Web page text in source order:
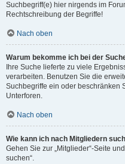
Suchbegriff(e) hier nirgends im
Rechtschreibung der Begriffe!
Nach oben
Warum bekomme ich bei der
Ihre Suche lieferte zu viele
verarbeiten. Benutzen Sie die
Suchbegriffe ein oder beschränken
Unterforen.
Nach oben
Wie kann ich nach Mitgliedern
Gehen Sie zur „Mitglieder“-Seite
suchen“.